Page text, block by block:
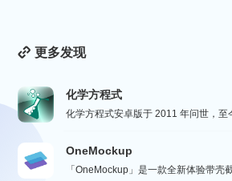
更多发现
化学方程式
OneMockup